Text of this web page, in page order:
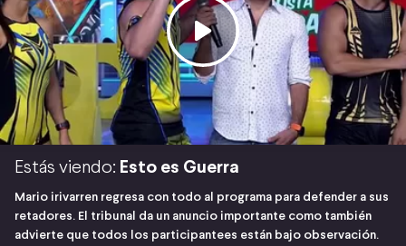
Estás viendo: Esto es Guerra
Mario irivarren regresa con todo al programa para defender a sus
retadores. El tribunal da un anuncio importante como también
advierte que todos los participantees están bajo observación.